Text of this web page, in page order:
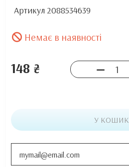
Артикул 2088534639
Немає в наявності
148 ₴
У КОШИК